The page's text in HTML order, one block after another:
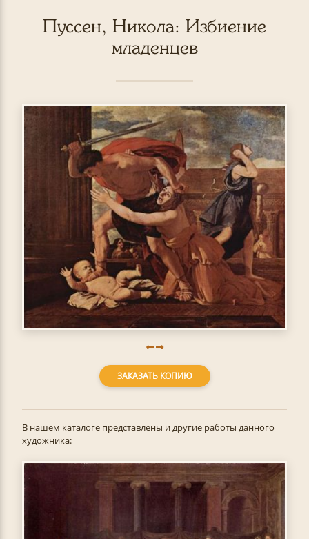
Пуссен, Никола: Избиение
младенцев
ЗАКАЗАТЬ КОПИЮ
В нашем каталоге представлены и другие работы данного
художника: